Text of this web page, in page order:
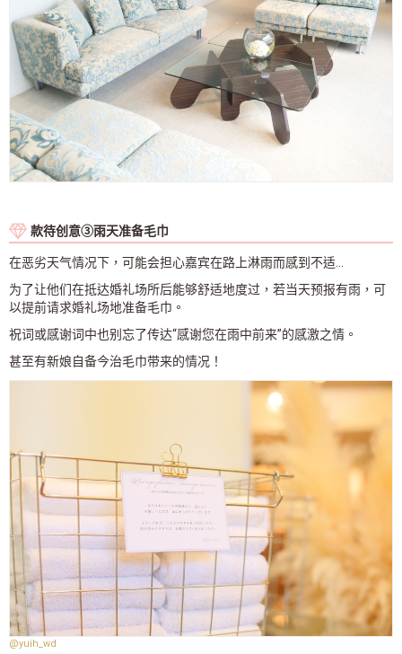
款待创意➂雨天准备毛巾
在恶劣天气情况下，可能会担心嘉宾在路上淋雨而感到不适…
为了让他们在抵达婚礼场所后能够舒适地度过，若当天预报有雨，可
以提前请求婚礼场地准备毛巾。
祝词或感谢词中也别忘了传达“感谢您在雨中前来”的感激之情。
甚至有新娘自备今治毛巾带来的情况！
@yuih_wd